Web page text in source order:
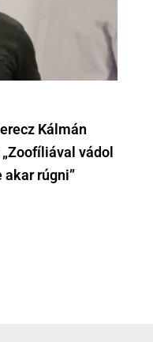
Kálmán
vádol
rúgni”